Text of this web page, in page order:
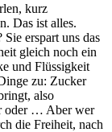
kurz
Das ist alles.
erspart uns das
gleich noch ein
und Flüssigkeit
zu: Zucker
also
oder … Aber wer
die Freiheit, nach